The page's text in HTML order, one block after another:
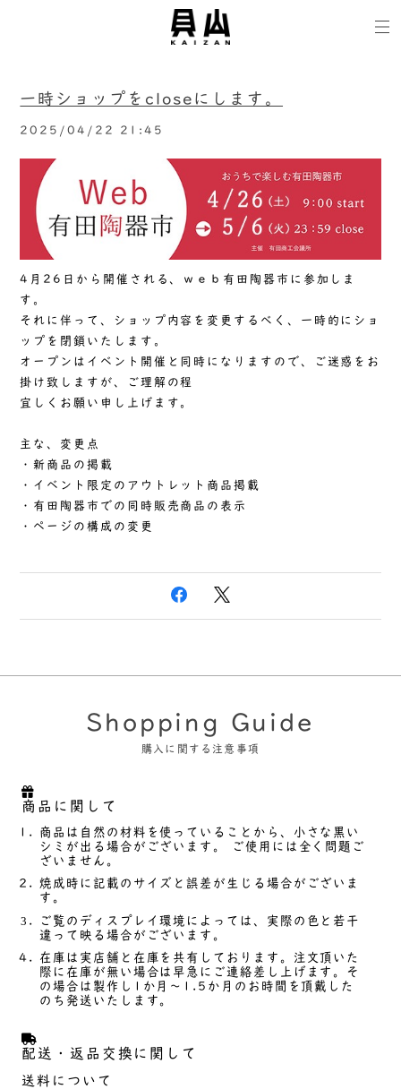
一時ショップをcloseにします。
2025/04/22 21:45
4月26日から開催される、ｗｅｂ有田陶器市に参加しま
す。
それに伴って、ショップ内容を変更するべく、一時的にショ
ップを閉鎖いたします。
オープンはイベント開催と同時になりますので、ご迷惑をお
掛け致しますが、ご理解の程
宜しくお願い申し上げます。
主な、変更点
・新商品の掲載
・イベント限定のアウトレット商品掲載
・有田陶器市での同時販売商品の表示
・ページの構成の変更
Shopping Guide
購入に関する注意事項
商品に関して
商品は自然の材料を使っていることから、小さな黒い
シミが出る場合がございます。 ご使用には全く問題ご
ざいません。
焼成時に記載のサイズと誤差が生じる場合がございま
す。
ご覧のディスプレイ環境によっては、実際の色と若干
違って映る場合がございます。
在庫は実店舗と在庫を共有しております。注文頂いた
際に在庫が無い場合は早急にご連絡差し上げます。そ
の場合は製作し1か月～1.5か月のお時間を頂戴した
のち発送いたします。
配送・返品交換に関して
送料について